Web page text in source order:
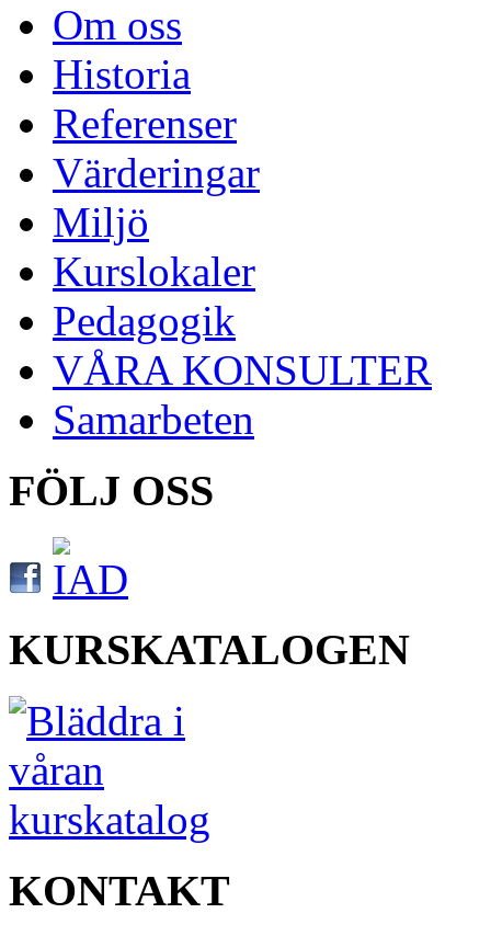
Om oss
Historia
Referenser
Värderingar
Miljö
Kurslokaler
Pedagogik
VÅRA KONSULTER
Samarbeten
FÖLJ OSS
KURSKATALOGEN
KONTAKT